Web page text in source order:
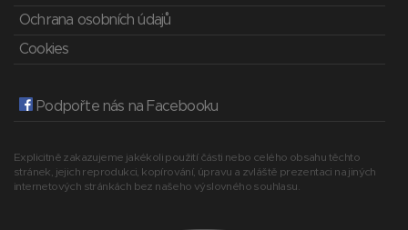
Ochrana osobních údajů
Cookies
Podpořte nás na Facebooku
Explicitně zakazujeme jakékoli použití části nebo celého obsahu těchto
stránek, jejich reprodukci, kopírování, úpravu a zvláště prezentaci na jiných
internetových stránkách bez našeho výslovného souhlasu.